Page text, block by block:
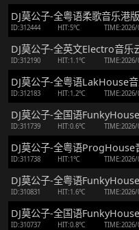
DJ莫公子-全粤语柔歌音乐港
ID:312444 HIT:5℃
DJ莫公子-全英文Electro音乐
ID:312190 HIT:1.1℃
DJ莫公子-全粤语LakHouse音
ID:312183 HIT:1.2℃
DJ莫公子-全国语
ID:311739 HIT:0.6℃ TIME:2026/
DJ莫公子-全粤语ProgHouse
ID:311738 HIT:1℃ TIME:2026/
DJ莫公子-全粤语
ID:310831 HIT:1.6℃
DJ莫公子-全国语
ID:310737 HIT:0.8℃